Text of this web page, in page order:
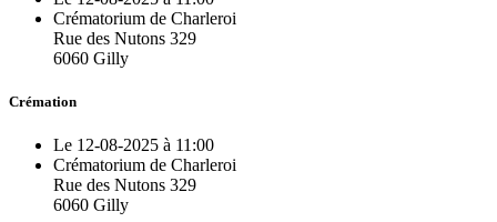
Crématorium de Charleroi
Rue des Nutons 329
6060 Gilly
Crémation
Le 12-08-2025 à 11:00
Crématorium de Charleroi
Rue des Nutons 329
6060 Gilly